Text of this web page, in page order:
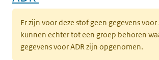
Er zijn voor deze stof geen gegevens voor
kunnen echter tot een groep behoren
gegevens voor ADR zijn opgenomen.